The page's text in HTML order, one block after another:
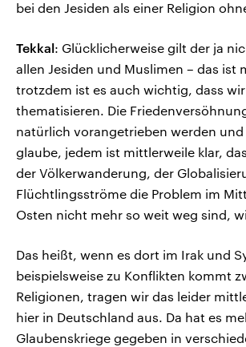
bei den Jesiden als einer Religion
Tekkal: Glücklicherweise gilt der ja
allen Jesiden und Muslimen – das ist
trotzdem ist es auch wichtig, dass
thematisieren. Die
natürlich vorangetrieben werden
glaube, jedem ist mittlerweile klar,
der Völkerwanderung, der
Flüchtlingsströme die Problem im
Osten nicht mehr so weit weg sind,
Das heißt, wenn es dort im Irak und
beispielsweise zu Konflikten kommt
Religionen, tragen wir das leider
hier in Deutschland aus. Da hat es
Glaubenskriege gegeben in